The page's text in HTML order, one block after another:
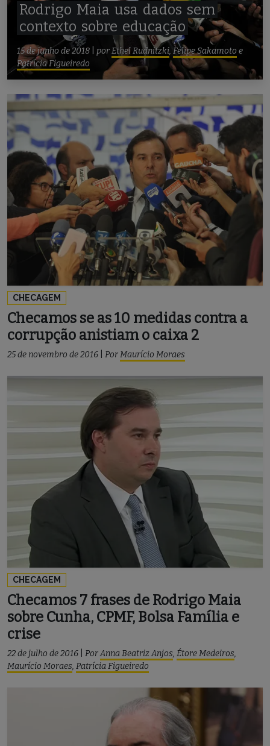
Rodrigo Maia usa dados sem
contexto sobre educação
15 de junho de 2018 porEthel Rudnitzki, Felipe Sakamoto e
Patrícia Figueiredo
CHECAGEM
Checamos se as 10 medidas contra a
corrupção anistiam o caixa 2
25 de novembro de 2016 PorMaurício Moraes
CHECAGEM
Checamos 7 frases de Rodrigo Maia
sobre Cunha, CPMF, Bolsa Família e
crise
22 de julho de 2016 PorAnna Beatriz Anjos, Étore Medeiros,
Maurício Moraes, Patrícia Figueiredo